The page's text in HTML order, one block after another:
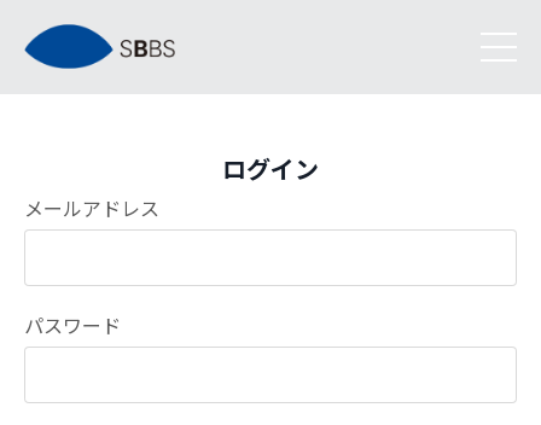
ログイン
メールアドレス
パスワード